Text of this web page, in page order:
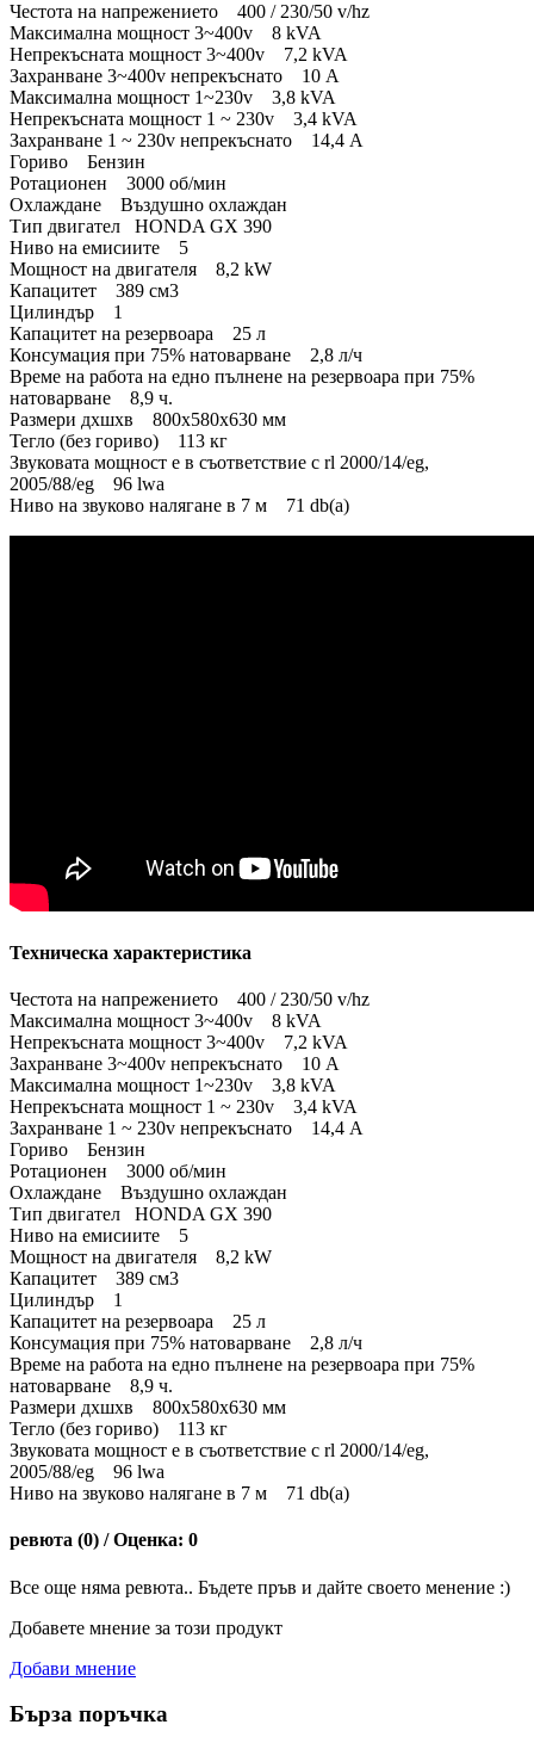
Честота на напрежението 400 / 230/50 v/hz
Максимална мощност 3~400v 8 kVA
Непрекъсната мощност 3~400v 7,2 kVA
Захранване 3~400v непрекъснато 10 A
Максимална мощност 1~230v 3,8 kVA
Непрекъсната мощност 1 ~ 230v 3,4 kVA
Захранване 1 ~ 230v непрекъснато 14,4 A
Гориво Бензин
Ротационен 3000 об/мин
Охлаждане Въздушно охлаждан
Тип двигател HONDA GX 390
Ниво на емисиите 5
Мощност на двигателя 8,2 kW
Капацитет 389 см3
Цилиндър 1
Капацитет на резервоара 25 л
Консумация при 75% натоварване 2,8 л/ч
Време на работа на едно пълнене на резервоара при 75%
натоварване 8,9 ч.
Размери дхшхв 800x580x630 мм
Тегло (без гориво) 113 кг
Звуковата мощност е в съответствие с rl 2000/14/eg,
2005/88/eg 96 lwa
Ниво на звуково налягане в 7 м 71 db(a)
Техническа характеристика
Честота на напрежението 400 / 230/50 v/hz
Максимална мощност 3~400v 8 kVA
Непрекъсната мощност 3~400v 7,2 kVA
Захранване 3~400v непрекъснато 10 A
Максимална мощност 1~230v 3,8 kVA
Непрекъсната мощност 1 ~ 230v 3,4 kVA
Захранване 1 ~ 230v непрекъснато 14,4 A
Гориво Бензин
Ротационен 3000 об/мин
Охлаждане Въздушно охлаждан
Тип двигател HONDA GX 390
Ниво на емисиите 5
Мощност на двигателя 8,2 kW
Капацитет 389 см3
Цилиндър 1
Капацитет на резервоара 25 л
Консумация при 75% натоварване 2,8 л/ч
Време на работа на едно пълнене на резервоара при 75%
натоварване 8,9 ч.
Размери дхшхв 800x580x630 мм
Тегло (без гориво) 113 кг
Звуковата мощност е в съответствие с rl 2000/14/eg,
2005/88/eg 96 lwa
Ниво на звуково налягане в 7 м 71 db(a)
ревюта (0) / Оценка: 0
Все още няма ревюта.. Бъдете пръв и дайте своето менение :)
Добавете мнение за този продукт
Добави мнение
Бърза поръчка